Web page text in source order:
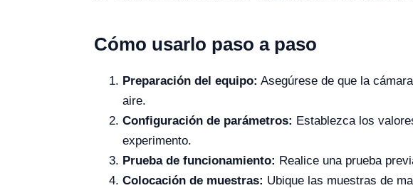
Cómo usarlo paso a paso
Preparación del equipo: Asegúrese de que la
aire.
Configuración de parámetros: Establezca los
experimento.
Prueba de funcionamiento: Realice una prueba
Colocación de muestras: Ubique las muestras de